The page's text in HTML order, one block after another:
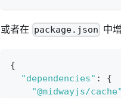
或者在 package.json 中
{
"dependencies" :
{
"@midwayjs/cache"